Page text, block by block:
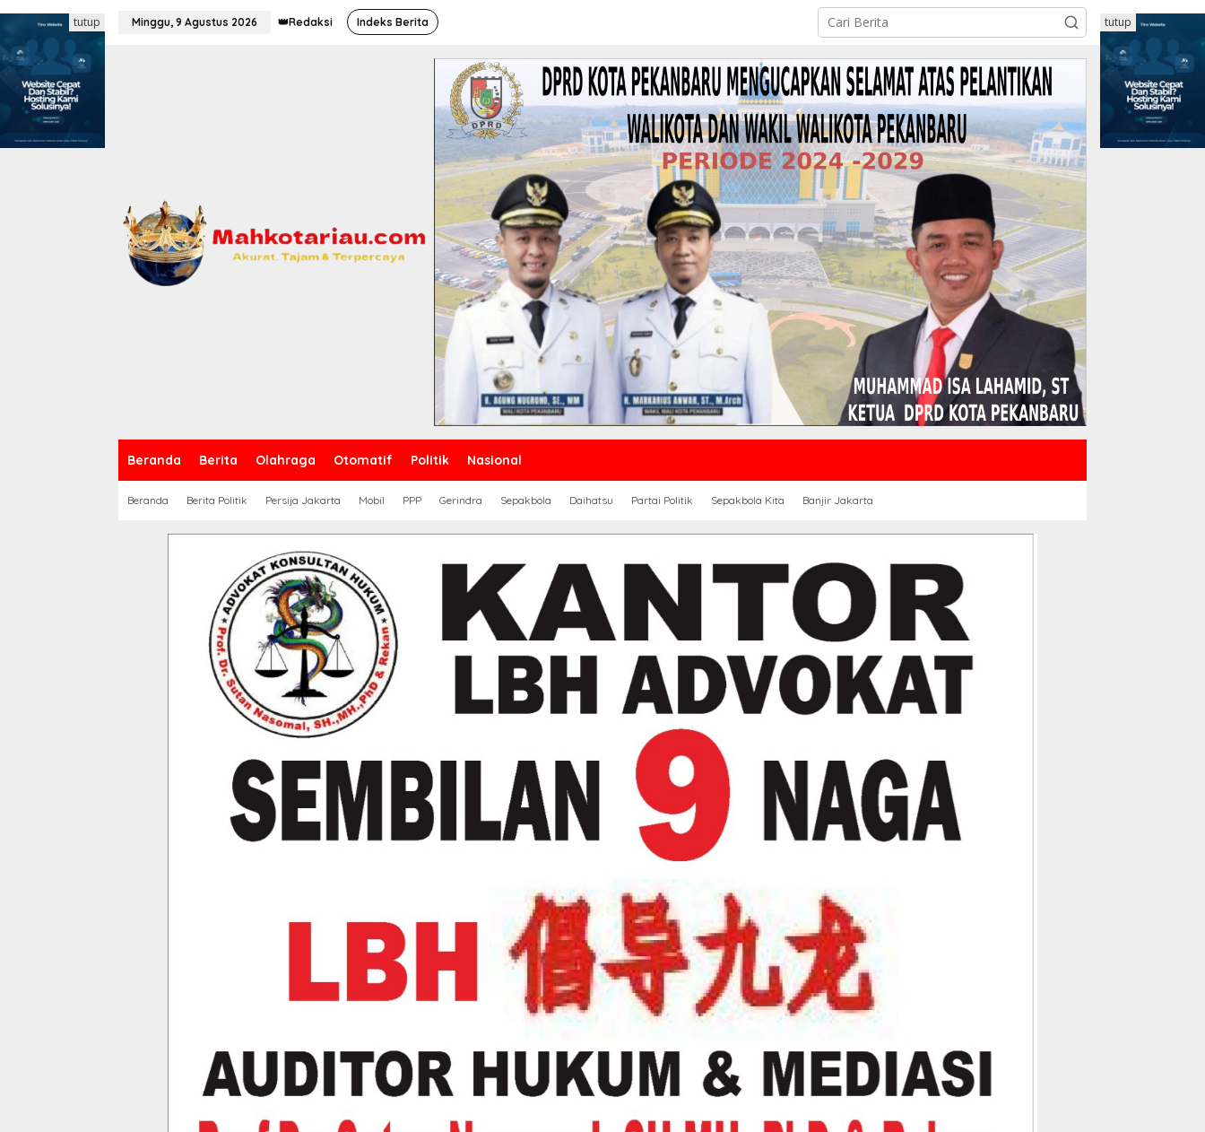
a
t
o
Minggu, 9 Agustus 2026 👑Redaksi Indeks Berita
Beranda Berita Olahraga Otomatif Politik Nasional
Beranda Berita Politik Persija Jakarta Mobil PPP Gerindra Sepakbola Daihatsu Partai Politik Sepakbola Kita Banjir Jakarta
tutup tutup